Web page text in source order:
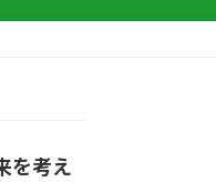
を考え